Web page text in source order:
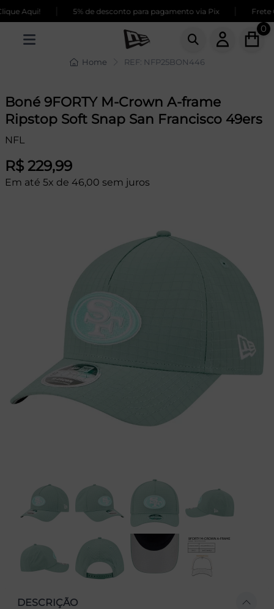
Aqui! 5% de desconto para pagamento via Pix Frete
0
Home REF: NFP25BON446
Boné 9FORTY M-Crown A-frame
Ripstop Soft Snap San Francisco 49ers
NFL
R$ 229,99
Em até 5x de 46,00 sem juros
DESCRIÇÃO